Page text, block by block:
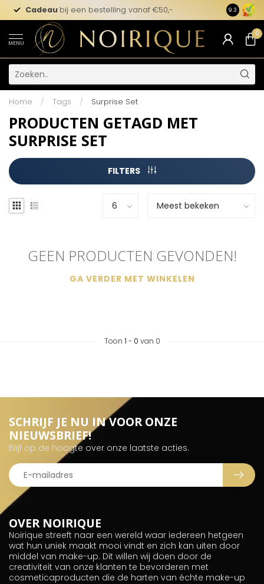
Cadeau bij een bestelling vanaf €50,- 9.3
MENU
0
Home / Tags / Surprise Set
PRODUCTEN GETAGD MET
SURPRISE SET
FILTERS
GEEN PRODUCTEN GEVONDEN!
GA VERDER MET WINKELEN
Toon 1 - 0 van 0
OVER NOIRIQUE
Noirique streeft naar een wereld waar iedereen hetgeen
wat hun uniek maakt mooi vindt en zich kan uiten door
middel van make-up. Dit willen wij doen door de
creativiteit van onze klanten te bevorderen met
cosmeticaproducten die de harten van échte make-up
SCHRIJF JE NU IN VOOR ONZE
NIEUWSBRIEF!
Blijf op de hoogte over onze laatste acties.